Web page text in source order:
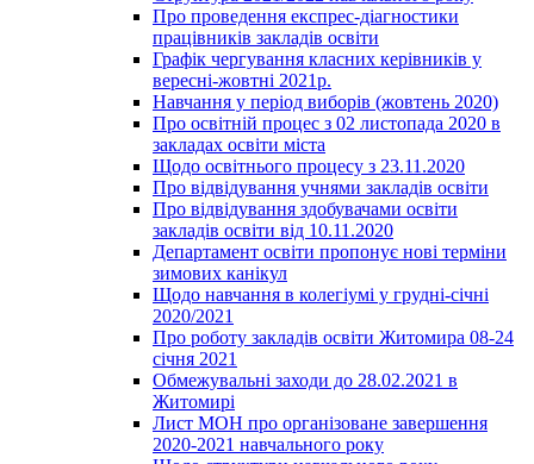
Про проведення експрес-діагностики
працівників закладів освіти
Графік чергування класних керівників у
вересні-жовтні 2021р.
Навчання у період виборів (жовтень 2020)
Про освітній процес з 02 листопада 2020 в
закладах освіти міста
Щодо освітнього процесу з 23.11.2020
Про відвідування учнями закладів освіти
Про відвідування здобувачами освіти
закладів освіти від 10.11.2020
Департамент освіти пропонує нові терміни
зимових канікул
Щодо навчання в колегіумі у грудні-січні
2020/2021
Про роботу закладів освіти Житомира 08-24
січня 2021
Обмежувальні заходи до 28.02.2021 в
Житомирі
Лист МОН про організоване завершення
2020-2021 навчального року